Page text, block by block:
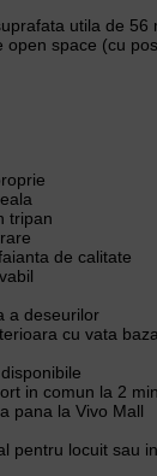
utila de 56
open space (cu
tripan
de calitate
a deseurilor
cu vata
in comun la 2
pana la Vivo Mall
pentru locuit sau